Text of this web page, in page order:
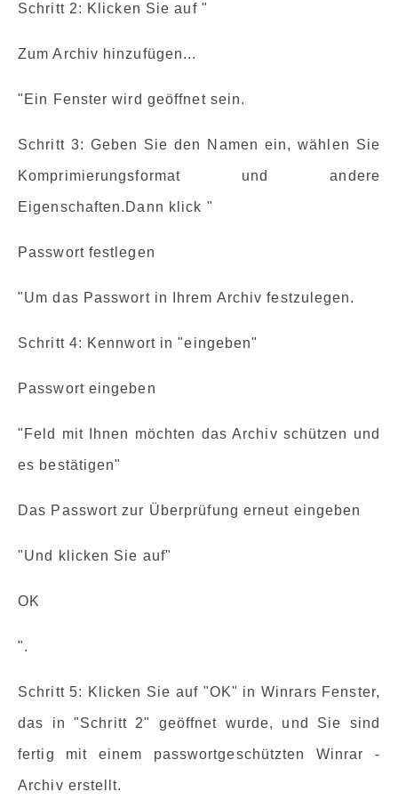
Schritt 2: Klicken Sie auf "
Zum Archiv hinzufügen...
"Ein Fenster wird geöffnet sein.
Schritt 3: Geben Sie den Namen ein, wählen Sie
Komprimierungsformat und andere
Eigenschaften.Dann klick "
Passwort festlegen
"Um das Passwort in Ihrem Archiv festzulegen.
Schritt 4: Kennwort in "eingeben"
Passwort eingeben
"Feld mit Ihnen möchten das Archiv schützen und
es bestätigen"
Das Passwort zur Überprüfung erneut eingeben
"Und klicken Sie auf"
OK
".
Schritt 5: Klicken Sie auf "OK" in Winrars Fenster,
das in "Schritt 2" geöffnet wurde, und Sie sind
fertig mit einem passwortgeschützten Winrar -
Archiv erstellt.